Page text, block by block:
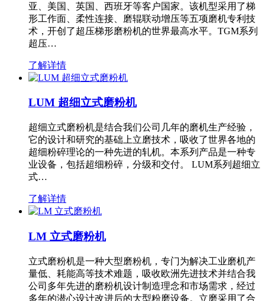
亚、美国、英国、西班牙等客户国家。该机型采用了梯
形工作面、柔性连接、磨辊联动增压等五项磨机专利技
术，开创了超压梯形磨粉机的世界最高水平。TGM系列
超压…
了解详情
LUM 超细立式磨粉机
超细立式磨粉机是结合我们公司几年的磨机生产经验，
它的设计和研究的基础上立磨技术，吸收了世界各地的
超细粉碎理论的一种先进的轧机。本系列产品是一种专
业设备，包括超细粉碎，分级和交付。 LUM系列超细立
式…
了解详情
LM 立式磨粉机
立式磨粉机是一种大型磨粉机，专门为解决工业磨机产
量低、耗能高等技术难题，吸收欧洲先进技术并结合我
公司多年先进的磨粉机设计制造理念和市场需求，经过
多年的潜心设计改进后的大型粉磨设备。立磨采用了合